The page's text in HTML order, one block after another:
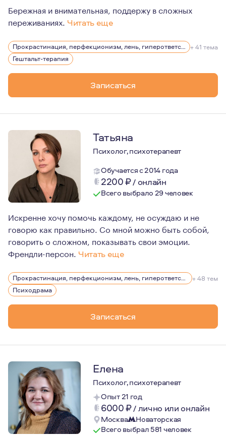
Бережная и внимательная, поддержу в сложных
переживаниях. Читать еще
Мама подростка и второклассника, замужем уже 22
В психологию пришла тогда, когда у меня родился и
И… я обратилась за профессиональной помощью
Прокрастинация, перфекционизм, лень, гиперответственность + 41 тема
Гештальт-терапия
Записаться
Татьяна
Психолог, психотерапевт
Обучается с 2014 года
2200₽/ онлайн
Всего выбрало 29 человек
Искренне хочу помочь каждому, не осуждаю и не
говорю как правильно. Со мной можно быть собой,
говорить о сложном, показывать свои эмоции.
Френдли-персон. Читать еще
4года живу на Кипре знаю все о сложностях релокации.
Психотерапия для меня это инструмент,
Я не смогу вас научить жить, но я могу вам помочь
Прокрастинация, перфекционизм, лень, гиперответственность
+ 48 тем
Психодрама
Записаться
Елена
Психолог, психотерапевт
Опыт 21 год
6000₽/лично или онлайн
Москва
Новаторская
Всего выбрал 581 человек